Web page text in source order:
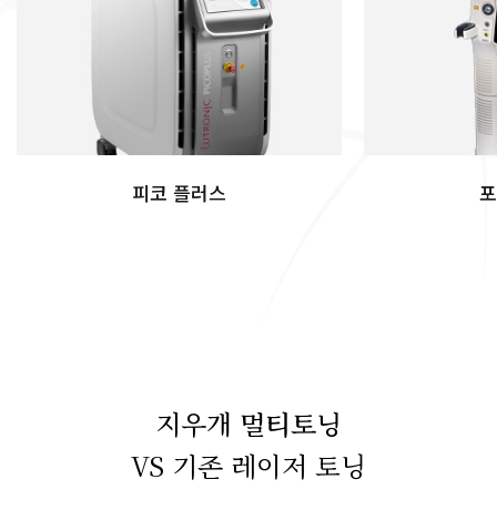
피코 플러스
지우개 멀티토닝
VS 기존 레이저 토닝